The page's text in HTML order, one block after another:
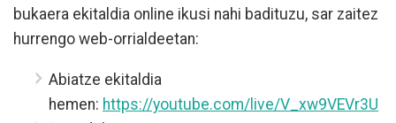
bukaera ekitaldia online ikusi nahi badituzu, sar zaitez
hurrengo web-orrialdeetan:
Abiatze ekitaldia
hemen: https://youtube.com/live/V_xw9VEVr3U